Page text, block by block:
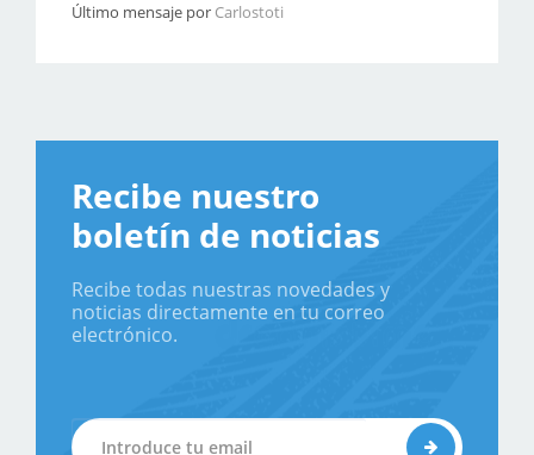
Último mensaje por Carlostoti
Recibe nuestro
boletín de noticias
Recibe todas nuestras novedades y
noticias directamente en tu correo
electrónico.